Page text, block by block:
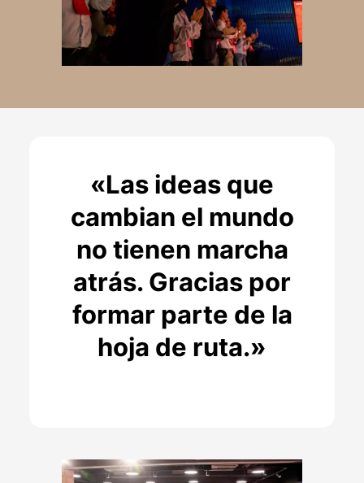
«Las ideas que
cambian el mundo
no tienen marcha
atrás. Gracias por
formar parte de la
hoja de ruta.»